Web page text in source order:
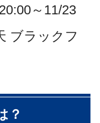
～11/23
ブラックフ
？